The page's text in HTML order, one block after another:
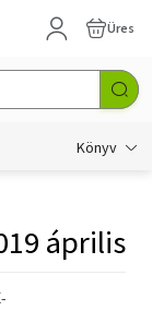
Üres
Könyv
április